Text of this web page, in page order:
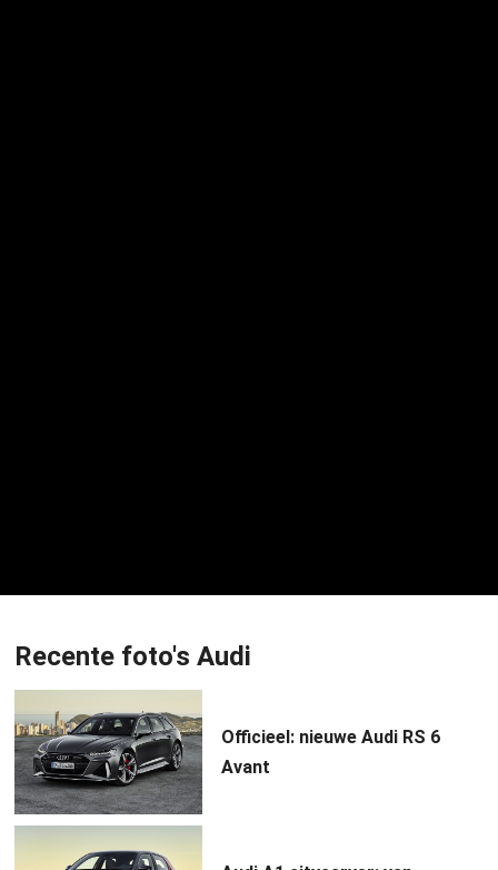
Recente foto's Audi
Officieel: nieuwe Audi RS 6
Avant